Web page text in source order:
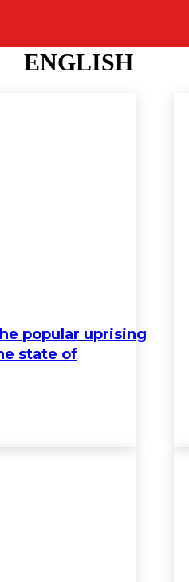
ENGLISH
popular uprising
state of